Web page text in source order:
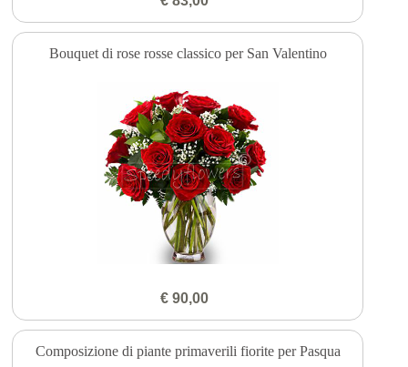
Bouquet di rose rosse classico per San Valentino
€ 90,00
Composizione di piante primaverili fiorite per Pasqua